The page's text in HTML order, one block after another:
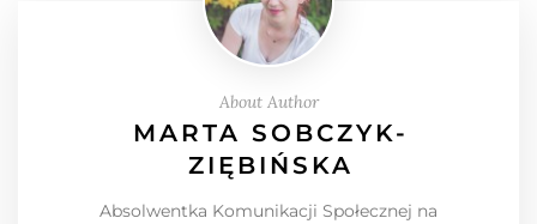
About Author
MARTA SOBCZYK-
ZIĘBIŃSKA
Absolwentka Komunikacji Społecznej na